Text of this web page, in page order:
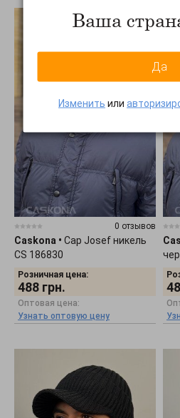
0 отзывов
Caskona • Cap Josef никель
CS 186830
Розничная цена:
488 грн.
Оптовая цена:
Узнать оптовую цену
Ваша
Да
Изменить или